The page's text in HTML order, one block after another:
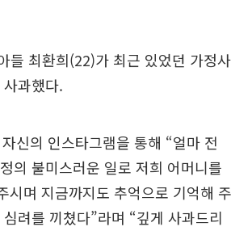
들 최환희(22)가 최근 있었던 가정사
과했다.
신의 인스타그램을 통해 “얼마 전
의 불미스러운 일로 저희 어머니를
시며 지금까지도 추억으로 기억해 주
려를 끼쳤다”라며 “깊게 사과드리